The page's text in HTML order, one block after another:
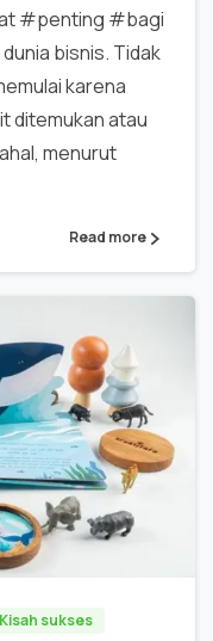
#penting #bagi
bisnis. Tidak
karena
ditemukan atau
menurut
Read more
0
Kisah sukses